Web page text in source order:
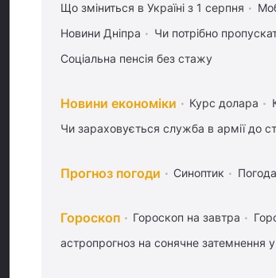
Що зміниться в Україні з 1 серпня
Новини Дніпра
Чи потрібно
Соціальна пенсія без стажу
Новини економіки Курс долара
Чи зараховується служба в армії до
Прогноз погоди Синоптик
Гороскоп Гороскоп на завтра
астропрогноз на сонячне затемнення